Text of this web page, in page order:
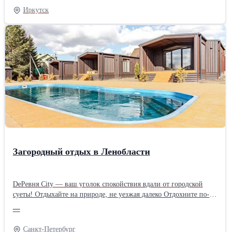
«Дино 3»! Это не просто раскраска, это целая мастерская
палеонтолога. Внутри вы найдете: Фигурки динозавров из
безопасного материала (готовы к творчеству!); Яркие акриловые
краски; Удобные кисти. Почему стоит выбрать «Дино 3»?
Развивает мелкую моторику и усидчивость. Дает волю
фантазии: какого цвета будет ваш тираннозавр. Отличный
способ провести время вместе с ребенком, придумывая
захватывающие истории для новых друзей. Это идеальный
подарок для маленьких исследователей, которые любят творить
своими руками! Заказывайте прямо сейчас и начинайте творить
Иркутск
Загородный отдых в Ленобласти
DeРевня City — ваш уголок спокойствия вдали от городской
суеты! Отдыхайте на природе, не уезжая далеко Отдохните по-
семейный уикенд на нашей современной загородной территории
— всего в 10 км от КАД, в черте Петербурга. Что вас ждёт:
—
Санкт-Петербург